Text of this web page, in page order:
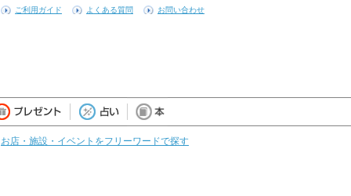
ご利用ガイド よくある質問 お問い合わせ
お店・施設・イベントをフリーワードで探す